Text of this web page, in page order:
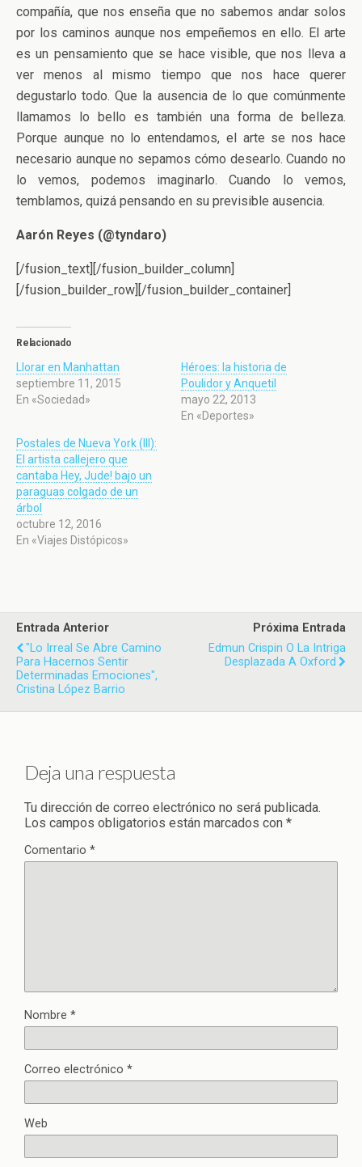
compañía, que nos enseña que no sabemos andar solos
por los caminos aunque nos empeñemos en ello. El arte
es un pensamiento que se hace visible, que nos lleva a
ver menos al mismo tiempo que nos hace querer
degustarlo todo. Que la ausencia de lo que comúnmente
llamamos lo bello es también una forma de belleza.
Porque aunque no lo entendamos, el arte se nos hace
necesario aunque no sepamos cómo desearlo. Cuando no
lo vemos, podemos imaginarlo. Cuando lo vemos,
temblamos, quizá pensando en su previsible ausencia.
Aarón Reyes (@tyndaro)
[/fusion_text][/fusion_builder_column]
[/fusion_builder_row][/fusion_builder_container]
Relacionado
Llorar en Manhattan
septiembre 11, 2015
En «Sociedad»
Héroes: la historia de
Poulidor y Anquetil
mayo 22, 2013
En «Deportes»
Postales de Nueva York (III):
El artista callejero que
cantaba Hey, Jude! bajo un
paraguas colgado de un
árbol
octubre 12, 2016
En «Viajes Distópicos»
Entrada Anterior
"Lo Irreal Se Abre Camino
Para Hacernos Sentir
Determinadas Emociones",
Cristina López Barrio
Próxima Entrada
Edmun Crispin O La Intriga
Desplazada A Oxford
Deja una respuesta
Tu dirección de correo electrónico no será publicada.
Los campos obligatorios están marcados con *
Comentario *
Nombre *
Correo electrónico *
Web